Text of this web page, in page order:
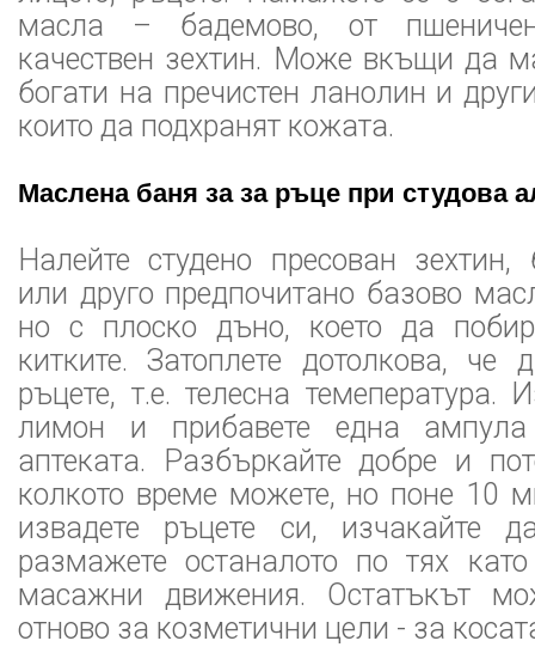
масла – бадемово, от
качествен зехтин. Може вкъщи да
богати на пречистен ланолин и
които да подхранят кожата.
Маслена баня за за ръце при студова
Налейте студено пресован
или друго предпочитано базово
но с плоско дъно, което да
китките. Затоплете дотолкова,
ръцете, т.е. телесна темепература.
лимон и прибавете една
аптеката. Разбъркайте добре и
колкото време можете, но поне 10
извадете ръцете си, изчакайте
размажете останалото по тях
масажни движения. Остатъкът
отново за козметични цели - за